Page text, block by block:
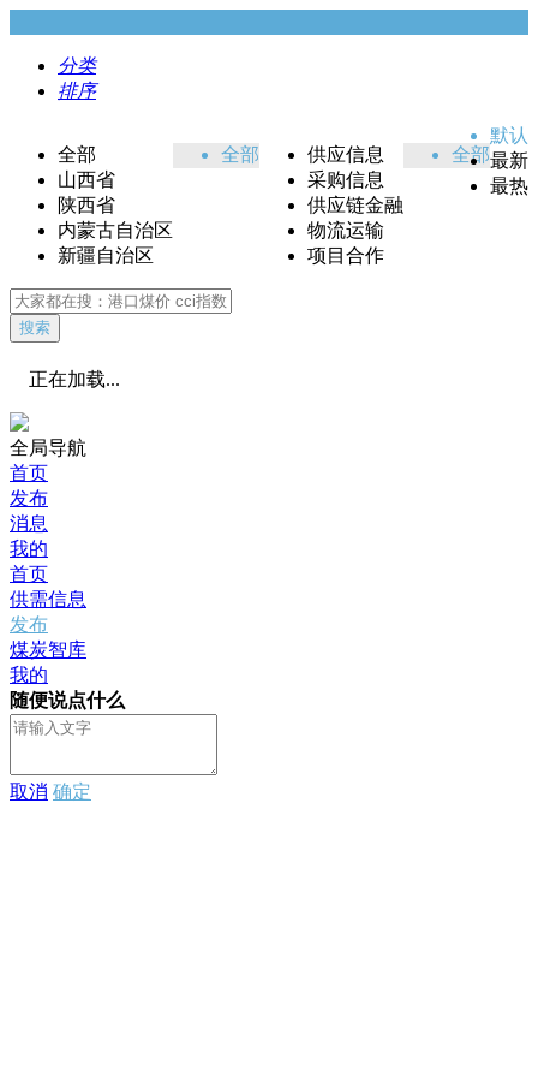
分类
排序
全部
山西省
陕西省
内蒙古自治区
新疆自治区
全部
供应信息
采购信息
供应链金融
物流运输
项目合作
全部
默认
最新
最热
搜索
正在加载...
全局导航
首页
发布
消息
我的
首页
供需信息
发布
煤炭智库
我的
随便说点什么
取消 确定